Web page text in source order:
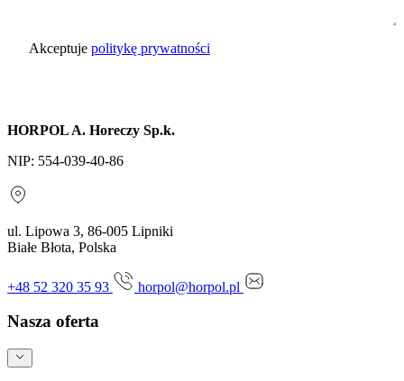
Akceptuje politykę prywatności
HORPOL A. Horeczy Sp.k.
NIP: 554-039-40-86
ul. Lipowa 3, 86-005 Lipniki
Białe Błota, Polska
+48 52 320 35 93 horpol@horpol.pl
Nasza oferta